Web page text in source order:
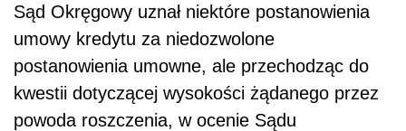
Sąd Okręgowy uznał niektóre postanowienia
umowy kredytu za niedozwolone
postanowienia umowne, ale przechodząc do
kwestii dotyczącej wysokości żądanego przez
powoda roszczenia, w ocenie Sądu